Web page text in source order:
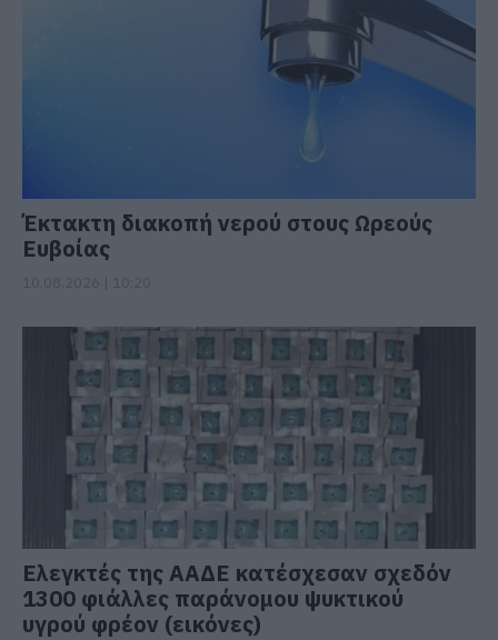
Έκτακτη διακοπή νερού στους Ωρεούς
Ευβοίας
Ελεγκτές της ΑΑΔΕ κατέσχεσαν σχεδόν
1300 φιάλλες παράνομου ψυκτικού
υγρού φρέον (εικόνες)